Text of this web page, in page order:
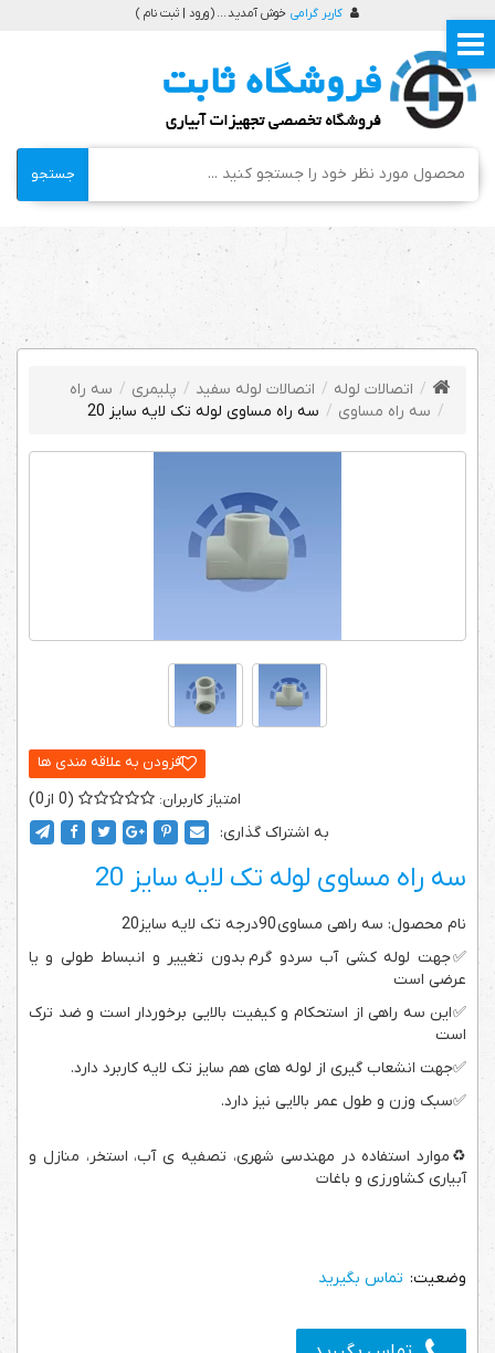
کاربر گرامی خوش آمدید ... (ورود | ثبت نام )
جستجو
اتصالات لوله اتصالات لوله سفید پلیمری
سه راه
سه راه مساوی
سه راه مساوی لوله تک لایه سایز 20
0
0
به اشتراک گذاری:
سه راه مساوی لوله تک لایه سایز 20
نام محصول: سه راهی مساوی 90درجه تک لایه سایز20
✅جهت لوله کشی آب سردو گرم بدون تغییر و انبساط طولی و یا
عرضی است
✅این سه راهی از استحکام و کیفیت بالایی برخوردار است و ضد ترک
است
✅جهت انشعاب گیری از لوله های هم سایز تک لایه کاربرد دارد.
✅سبک وزن و طول عمر بالایی نیز دارد.
♻️موارد استفاده در مهندسی شهری، تصفیه ی آب، استخر، منازل و
آبیاری کشاورزی و باغات
تماس بگیرید